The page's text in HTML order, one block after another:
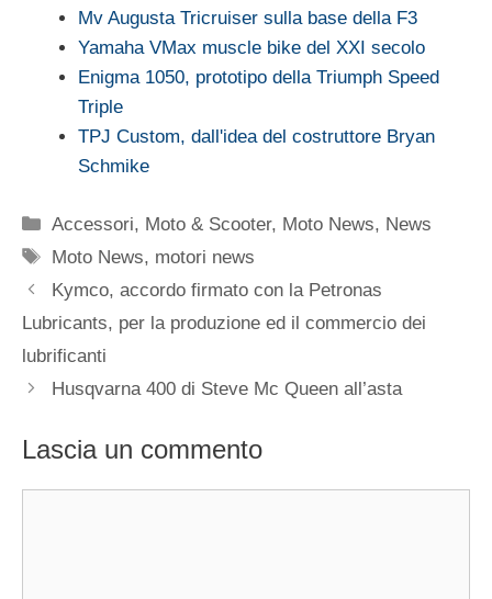
Mv Augusta Tricruiser sulla base della F3
Yamaha VMax muscle bike del XXI secolo
Enigma 1050, prototipo della Triumph Speed
Triple
TPJ Custom, dall'idea del costruttore Bryan
Schmike
Categorie
Accessori, Moto & Scooter, Moto News, News
Tag
Moto News, motori news
Kymco, accordo firmato con la Petronas
Lubricants, per la produzione ed il commercio dei
lubrificanti
Husqvarna 400 di Steve Mc Queen all’asta
Lascia un commento